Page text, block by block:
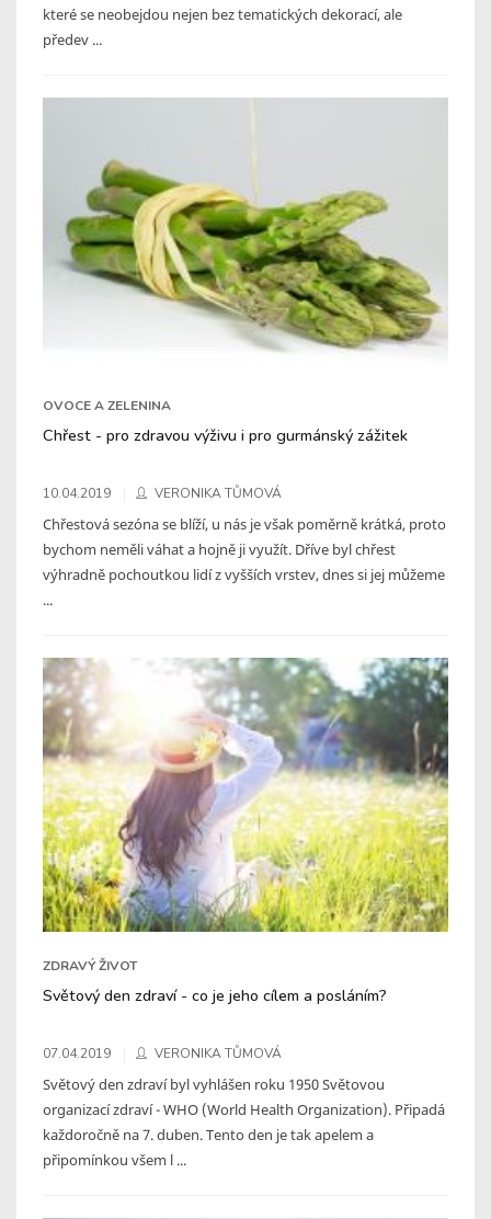
které se neobejdou nejen bez tematických dekorací, ale
předev ...
OVOCE A ZELENINA
Chřest - pro zdravou výživu i pro gurmánský zážitek
10.04.2019 VERONIKA TŮMOVÁ
Chřestová sezóna se blíží, u nás je však poměrně krátká, proto
bychom neměli váhat a hojně ji využít. Dříve byl chřest
výhradně pochoutkou lidí z vyšších vrstev, dnes si jej můžeme
...
ZDRAVÝ ŽIVOT
Světový den zdraví - co je jeho cílem a posláním?
07.04.2019 VERONIKA TŮMOVÁ
Světový den zdraví byl vyhlášen roku 1950 Světovou
organizací zdraví - WHO (World Health Organization). Připadá
každoročně na 7. duben. Tento den je tak apelem a
připomínkou všem l ...